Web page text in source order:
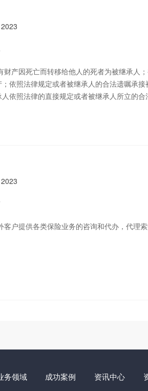
2023
依照法律规定或者被继承人的合法遗嘱承
依照法律的直接规定或者被继承人所立的
2023
务领域 成功案例 资讯中心